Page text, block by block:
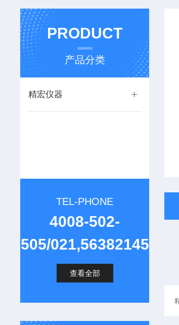
PRODUCT
产品分类
精宏仪器
TEL-PHONE
4008-502-
505/021,56382145
查看全部